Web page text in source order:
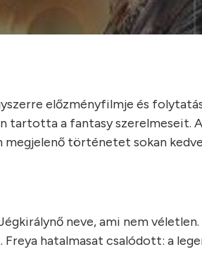
előzményfilmje és
tartotta a fantasy szerelmeseit.
megjelenő történetet sokan
neve, ami nem
Freya hatalmasat csalódott: a